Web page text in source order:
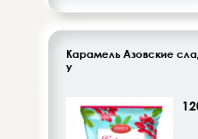
Карамель Азовские
у